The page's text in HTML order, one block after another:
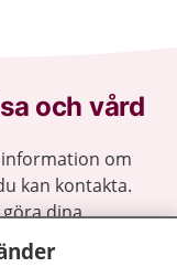
och vård
information om
kan kontakta.
dina
för